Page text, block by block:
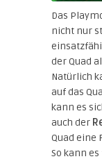
Das
nicht nur
der Quad
Natürlich
auf das
kann es
auch der
Quad eine
So kann